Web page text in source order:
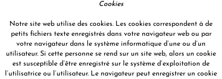
Cookies
Notre site web utilise des cookies. Les cookies correspondent à de
petits fichiers texte enregistrés dans votre navigateur web ou par
votre navigateur dans le système informatique d’une ou d’un
utilisateur. Si cette personne se rend sur un site web, alors un cookie
est susceptible d’être enregistré sur le système d’exploitation de
l’utilisatrice ou l’utilisateur. Le navigateur peut enregistrer un cookie